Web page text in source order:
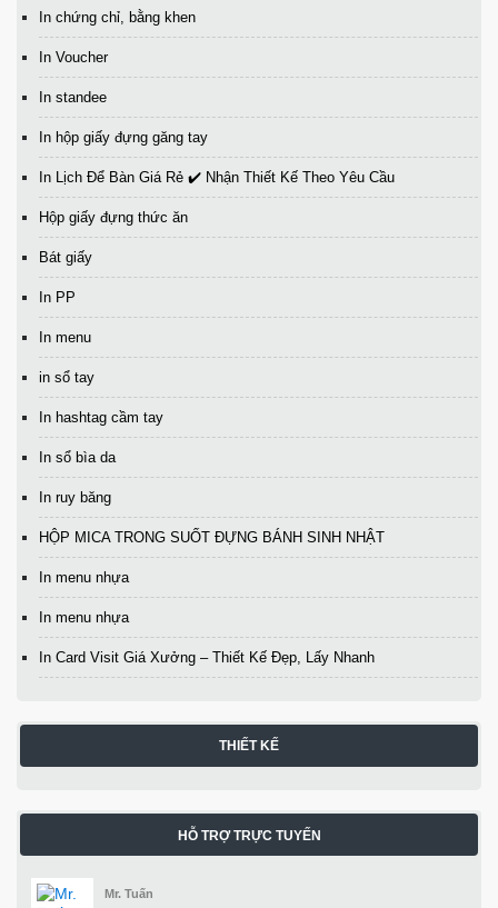
In chứng chỉ, bằng khen
In Voucher
In standee
In hộp giấy đựng găng tay
In Lịch Để Bàn Giá Rẻ ✔️ Nhận Thiết Kế Theo Yêu Cầu
Hộp giấy đựng thức ăn
Bát giấy
In PP
In menu
in sổ tay
In hashtag cầm tay
In sổ bìa da
In ruy băng
HỘP MICA TRONG SUỐT ĐỰNG BÁNH SINH NHẬT
In menu nhựa
In menu nhựa
In Card Visit Giá Xưởng – Thiết Kế Đẹp, Lấy Nhanh
THIẾT KẾ
HỖ TRỢ TRỰC TUYẾN
Mr. Tuấn